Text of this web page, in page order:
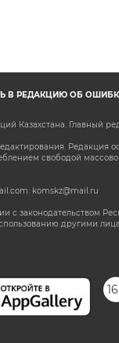
В РЕДАКЦИЮ ОБ
Казахстана. Главный
Редакция
свободой
komskz@mail.ru
законодательством
другими